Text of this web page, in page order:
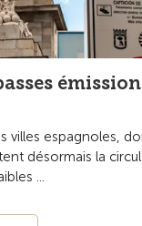
villes espagnoles,
désormais la
...